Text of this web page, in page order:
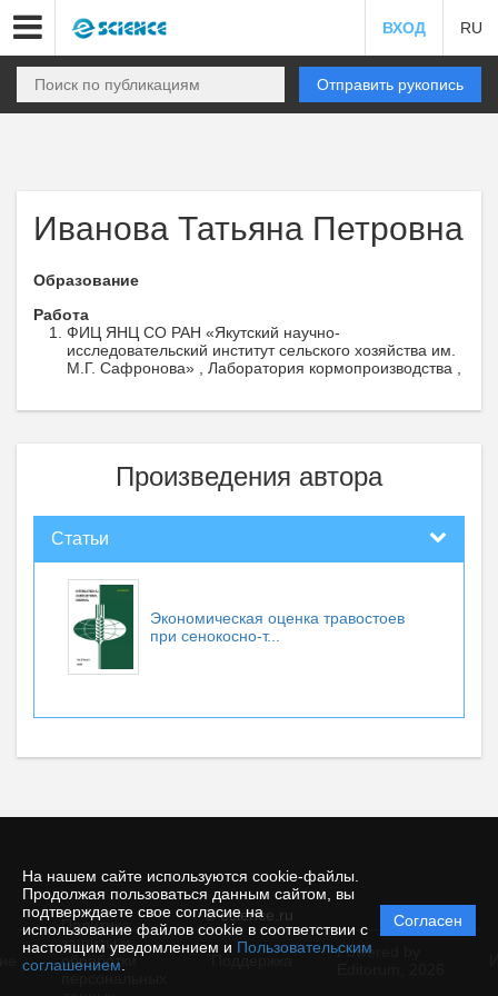
На нашем сайте используются cookie-файлы.
Продолжая пользоваться данным сайтом, вы
подтверждаете свое согласие на
использование файлов cookie в соответствии с
настоящим уведомлением и Пользовательским
соглашением
Согласен
ВХОД RU
Отправить рукопись
Иванова Татьяна Петровна
Образование
Работа
ФИЦ ЯНЦ СО РАН «Якутский научно-
исследовательский институт сельского хозяйства им.
М.Г. Сафронова» , Лаборатория кормопроизводства ,
Произведения автора
Статьи
Экономическая оценка травостоев
при сенокосно-т...
© ecience.ru
Политика
защиты и
обработки
Powered by